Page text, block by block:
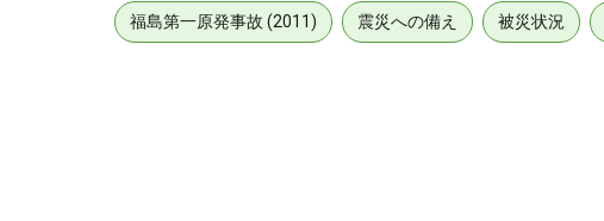
福島第一原発事故 (2011) 震災への備え 被災状況